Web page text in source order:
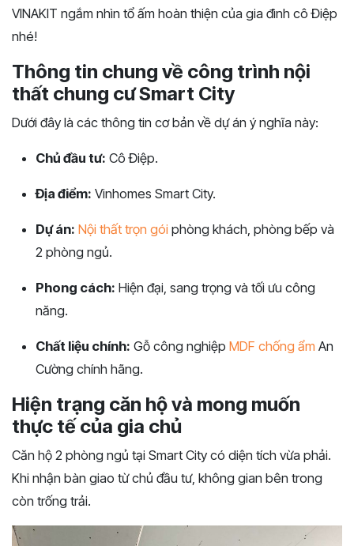
VINAKIT ngắm nhìn tổ ấm hoàn thiện của gia đình cô Điệp
nhé!
Thông tin chung về công trình nội
thất chung cư Smart City
Dưới đây là các thông tin cơ bản về dự án ý nghĩa này:
Chủ đầu tư: Cô Điệp.
Địa điểm: Vinhomes Smart City.
Dự án: Nội thất trọn gói phòng khách, phòng bếp và
2 phòng ngủ.
Phong cách: Hiện đại, sang trọng và tối ưu công
năng.
Chất liệu chính: Gỗ công nghiệp MDF chống ẩm An
Cường chính hãng.
Hiện trạng căn hộ và mong muốn
thực tế của gia chủ
Căn hộ 2 phòng ngủ tại Smart City có diện tích vừa phải.
Khi nhận bàn giao từ chủ đầu tư, không gian bên trong
còn trống trải.